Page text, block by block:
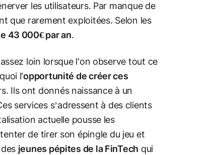
les utilisateurs. Par manque de
que rarement exploitées. Selon les
43 000€ par an.
loin lorsque l'on observe tout ce
l'opportunité de créer ces
Ils ont donnés naissance à un
services s’adressent à des clients
actuelle pousse les
de tirer son épingle du jeu et
jeunes pépites de la FinTech qui